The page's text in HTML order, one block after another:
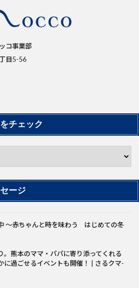
コ事業部
目5-56
チェック
ージ
〜赤ちゃんと時を味わう はじめての冬
。熊本のママ・パパに寄り添ってくれる
に過ごせるイベントも開催！ | さるクマ-